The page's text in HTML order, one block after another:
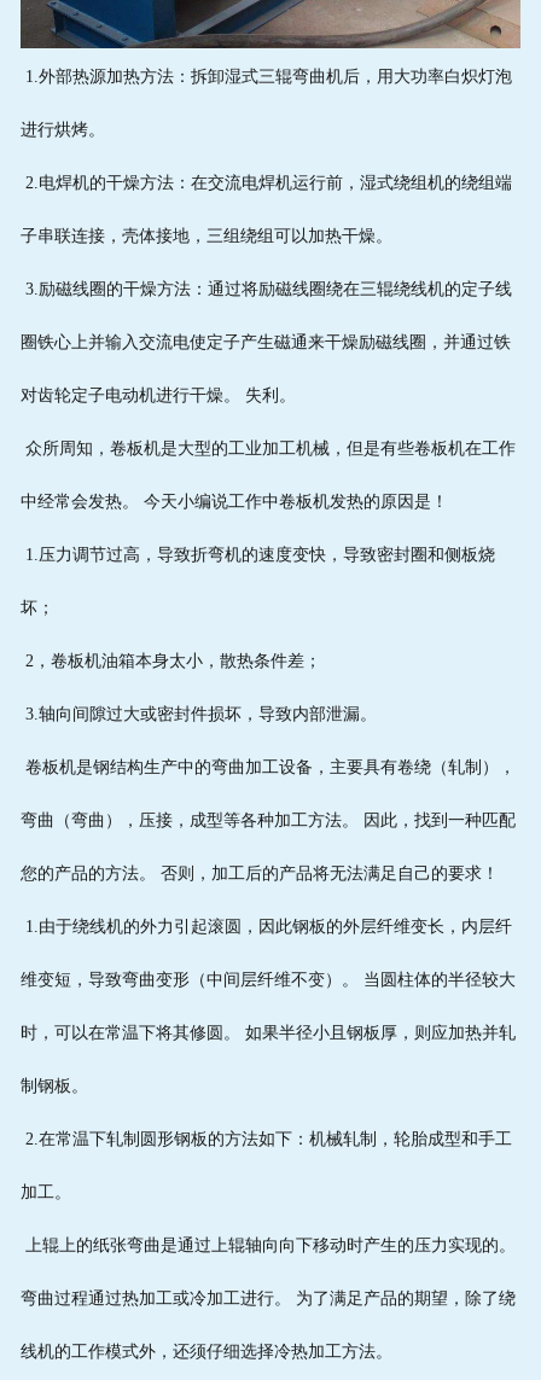
1.外部热源加热方法：拆卸湿式三辊弯曲机后，用大功率白炽灯泡
进行烘烤。
2.电焊机的干燥方法：在交流电焊机运行前，湿式绕组机的绕组端
子串联连接，壳体接地，三组绕组可以加热干燥。
3.励磁线圈的干燥方法：通过将励磁线圈绕在三辊绕线机的定子线
圈铁心上并输入交流电使定子产生磁通来干燥励磁线圈，并通过铁
对齿轮定子电动机进行干燥。 失利。
众所周知，卷板机是大型的工业加工机械，但是有些卷板机在工作
中经常会发热。 今天小编说工作中卷板机发热的原因是！
1.压力调节过高，导致折弯机的速度变快，导致密封圈和侧板烧
坏；
2，卷板机油箱本身太小，散热条件差；
3.轴向间隙过大或密封件损坏，导致内部泄漏。
卷板机是钢结构生产中的弯曲加工设备，主要具有卷绕（轧制），
弯曲（弯曲），压接，成型等各种加工方法。 因此，找到一种匹配
您的产品的方法。 否则，加工后的产品将无法满足自己的要求！
1.由于绕线机的外力引起滚圆，因此钢板的外层纤维变长，内层纤
维变短，导致弯曲变形（中间层纤维不变）。 当圆柱体的半径较大
时，可以在常温下将其修圆。 如果半径小且钢板厚，则应加热并轧
制钢板。
2.在常温下轧制圆形钢板的方法如下：机械轧制，轮胎成型和手工
加工。
上辊上的纸张弯曲是通过上辊轴向向下移动时产生的压力实现的。
弯曲过程通过热加工或冷加工进行。 为了满足产品的期望，除了绕
线机的工作模式外，还须仔细选择冷热加工方法。